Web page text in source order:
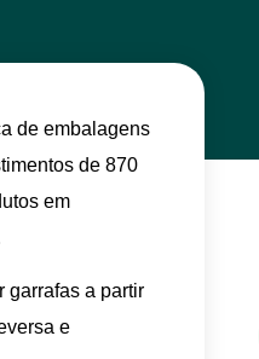
de embalagens
de 870
em
garrafas a partir
e